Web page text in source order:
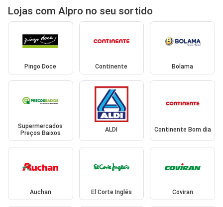
Lojas com Alpro no seu sortido
Pingo Doce Continente Bolama
Supermercados
Preços Baixos
ALDI Continente Bom dia
Auchan El Corte Inglés Coviran